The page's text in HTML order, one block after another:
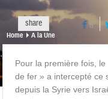
share 0
Home A la Une
Pour la première fois,
de fer » a intercepté ce
depuis la Syrie vers